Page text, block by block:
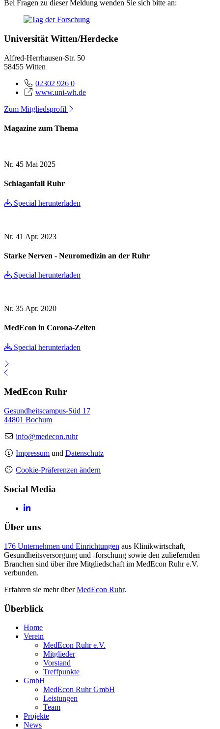
Bei Fragen zu dieser Meldung wenden Sie sich bitte an:
Universität Witten/Herdecke
Alfred-Herrhausen-Str. 50
58455 Witten
02302 926 0
www.uni-wh.de
Zum Mitgliedsprofil
Magazine zum Thema
Nr. 45 Mai 2025
Schlaganfall Ruhr
Special herunterladen
Nr. 41 Apr. 2023
Starke Nerven - Neuromedizin an der Ruhr
Special herunterladen
Nr. 35 Apr. 2020
MedEcon in Corona-Zeiten
Special herunterladen
MedEcon Ruhr
Gesundheitscampus-Süd 17
44801 Bochum
info@medecon.ruhr
Impressum und Datenschutz
Cookie-Präferenzen ändern
Social Media
Über uns
176 Unternehmen und Einrichtungen aus Klinikwirtschaft,
Gesundheitsversorgung und -forschung sowie den zuliefernden
Branchen sind über ihre Mitgliedschaft im MedEcon Ruhr e.V.
verbunden.
Erfahren sie mehr überMedEcon Ruhr.
Überblick
Home
Verein
MedEcon Ruhr e.V.
Mitglieder
Vorstand
Treffpunkte
GmbH
MedEcon Ruhr GmbH
Leistungen
Team
Projekte
News